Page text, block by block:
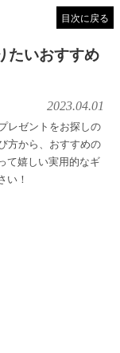
目次に戻る
たいおすすめ
2023.04.01
レゼントをお探しの
方から、おすすめの
て嬉しい実用的なギ
い！